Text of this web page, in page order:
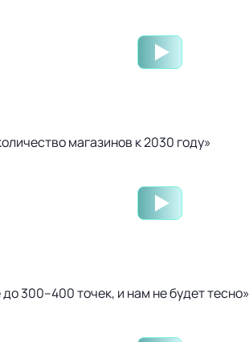
магазинов к 2030 году»
300–400 точек, и нам не будет тесно»